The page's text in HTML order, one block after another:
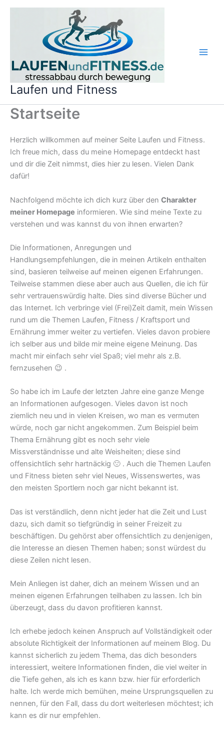
Zum
Laufen und Fitness
Startseite
Herzlich willkommen auf meiner Seite Laufen und Fitness.
Ich freue mich, dass du meine Homepage entdeckt hast
und dir die Zeit nimmst, dies hier zu lesen. Vielen Dank
dafür!
Nachfolgend möchte ich dich kurz über den Charakter
meiner Homepage informieren. Wie sind meine Texte zu
verstehen und was kannst du von ihnen erwarten?
Die Informationen, Anregungen und
Handlungsempfehlungen, die in meinen Artikeln enthalten
sind, basieren teilweise auf meinen eigenen Erfahrungen.
Teilweise stammen diese aber auch aus Quellen, die ich für
sehr vertrauenswürdig halte. Dies sind diverse Bücher und
das Internet. Ich verbringe viel (Frei)Zeit damit, mein Wissen
rund um die Themen Laufen, Fitness / Kraftsport und
Ernährung immer weiter zu vertiefen. Vieles davon probiere
ich selber aus und bilde mir meine eigene Meinung. Das
macht mir einfach sehr viel Spaß; viel mehr als z.B.
fernzusehen 😉 .
So habe ich im Laufe der letzten Jahre eine ganze Menge
an Informationen aufgesogen. Vieles davon ist noch
ziemlich neu und in vielen Kreisen, wo man es vermuten
würde, noch gar nicht angekommen. Zum Beispiel beim
Thema Ernährung gibt es noch sehr viele
Missverständnisse und alte Weisheiten; diese sind
offensichtlich sehr hartnäckig 🙁 . Auch die Themen Laufen
und Fitness bieten sehr viel Neues, Wissenswertes, was
den meisten Sportlern noch gar nicht bekannt ist.
Das ist verständlich, denn nicht jeder hat die Zeit und Lust
dazu, sich damit so tiefgründig in seiner Freizeit zu
beschäftigen. Du gehörst aber offensichtlich zu denjenigen,
die Interesse an diesen Themen haben; sonst würdest du
diese Zeilen nicht lesen.
Mein Anliegen ist daher, dich an meinem Wissen und an
meinen eigenen Erfahrungen teilhaben zu lassen. Ich bin
überzeugt, dass du davon profitieren kannst.
Ich erhebe jedoch keinen Anspruch auf Vollständigkeit oder
absolute Richtigkeit der Informationen auf meinem Blog. Du
kannst sicherlich zu jedem Thema, das dich besonders
interessiert, weitere Informationen finden, die viel weiter in
die Tiefe gehen, als ich es kann bzw. hier für erforderlich
halte. Ich werde mich bemühen, meine Ursprungsquellen zu
nennen, für den Fall, dass du dort weiterlesen möchtest; ich
kann es dir nur empfehlen.